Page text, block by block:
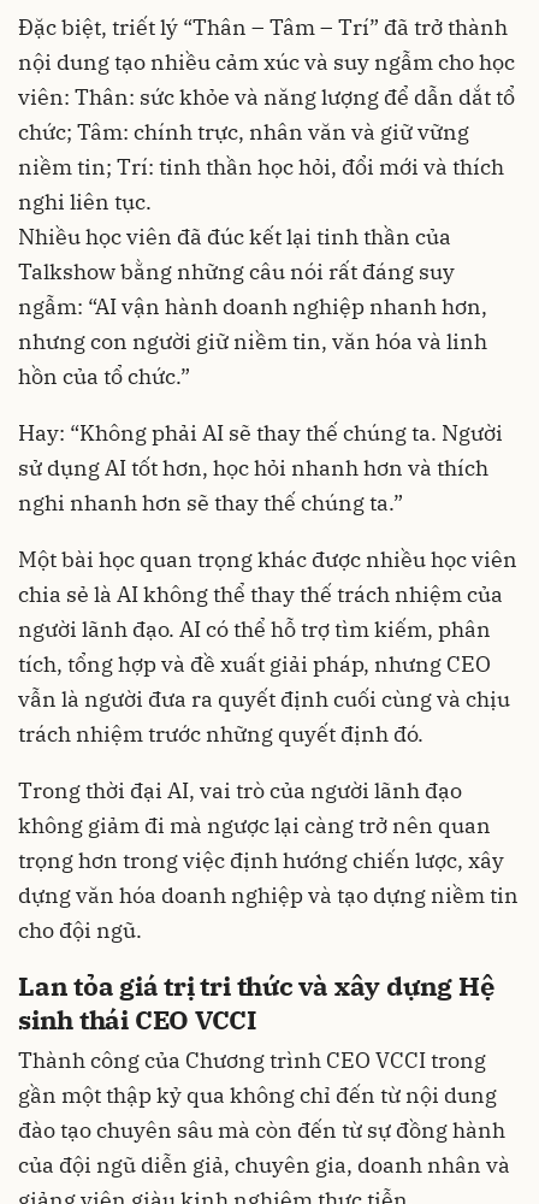
Đặc biệt, triết lý “Thân – Tâm – Trí” đã trở thành
nội dung tạo nhiều cảm xúc và suy ngẫm cho học
viên: Thân: sức khỏe và năng lượng để dẫn dắt tổ
chức; Tâm: chính trực, nhân văn và giữ vững
niềm tin; Trí: tinh thần học hỏi, đổi mới và thích
nghi liên tục.
Nhiều học viên đã đúc kết lại tinh thần của
Talkshow bằng những câu nói rất đáng suy
ngẫm: “AI vận hành doanh nghiệp nhanh hơn,
nhưng con người giữ niềm tin, văn hóa và linh
hồn của tổ chức.”
Hay: “Không phải AI sẽ thay thế chúng ta. Người
sử dụng AI tốt hơn, học hỏi nhanh hơn và thích
nghi nhanh hơn sẽ thay thế chúng ta.”
Một bài học quan trọng khác được nhiều học viên
chia sẻ là AI không thể thay thế trách nhiệm của
người lãnh đạo. AI có thể hỗ trợ tìm kiếm, phân
tích, tổng hợp và đề xuất giải pháp, nhưng CEO
vẫn là người đưa ra quyết định cuối cùng và chịu
trách nhiệm trước những quyết định đó.
Trong thời đại AI, vai trò của người lãnh đạo
không giảm đi mà ngược lại càng trở nên quan
trọng hơn trong việc định hướng chiến lược, xây
dựng văn hóa doanh nghiệp và tạo dựng niềm tin
cho đội ngũ.
Lan tỏa giá trị tri thức và xây dựng Hệ
sinh thái CEO VCCI
Thành công của Chương trình CEO VCCI trong
gần một thập kỷ qua không chỉ đến từ nội dung
đào tạo chuyên sâu mà còn đến từ sự đồng hành
của đội ngũ diễn giả, chuyên gia, doanh nhân và